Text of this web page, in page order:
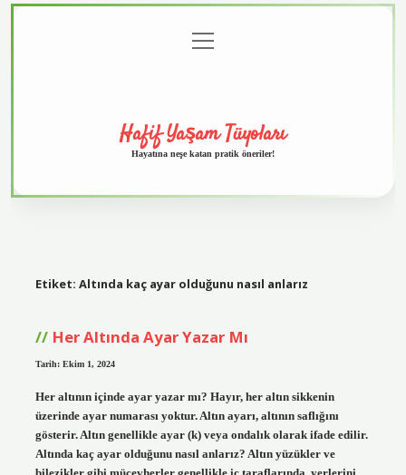
menüyü
aç
Hafif Yaşam Tüyoları
Hayatına neşe katan pratik öneriler!
Etiket: Altında kaç ayar olduğunu nasıl anlarız
Her Altında Ayar Yazar Mı
Tarih: Ekim 1, 2024
Her altının içinde ayar yazar mı? Hayır, her altın sikkenin
üzerinde ayar numarası yoktur. Altın ayarı, altının saflığını
gösterir. Altın genellikle ayar (k) veya ondalık olarak ifade edilir.
Altında kaç ayar olduğunu nasıl anlarız? Altın yüzükler ve